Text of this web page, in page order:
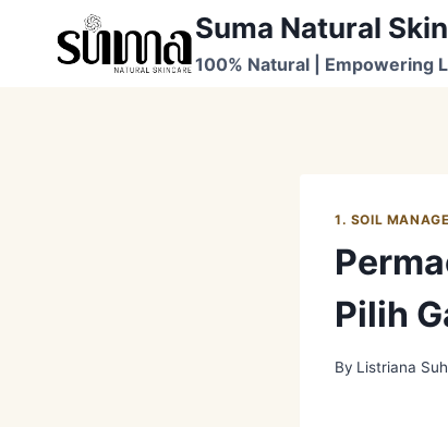
Suma Natural
100% Natural | Empowering
1. SOIL
Pilih
By Listriana